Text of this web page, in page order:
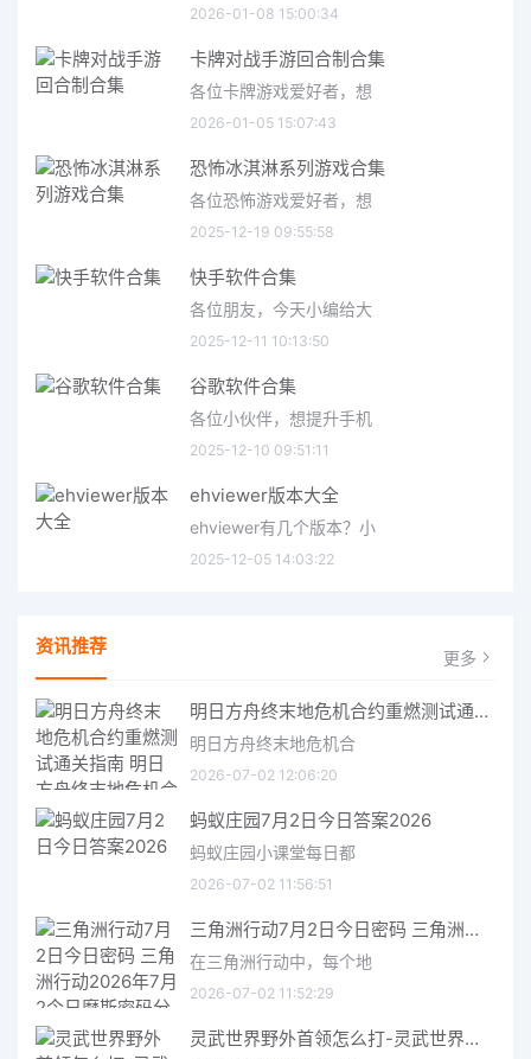
2026-01-08 15:00:34
卡牌对战手游回合制合集
各位卡牌游戏爱好者，想
2026-01-05 15:07:43
恐怖冰淇淋系列游戏合集
各位恐怖游戏爱好者，想
2025-12-19 09:55:58
快手软件合集
各位朋友，今天小编给大
2025-12-11 10:13:50
谷歌软件合集
各位小伙伴，想提升手机
2025-12-10 09:51:11
ehviewer版本大全
ehviewer有几个版本？小
2025-12-05 14:03:22
资讯推荐 更多
明日方舟终末地危机合约重燃测试通关指南 明日方舟终末地危机合约重燃测试通关攻略
明日方舟终末地危机合
2026-07-02 12:06:20
蚂蚁庄园7月2日今日答案2026
蚂蚁庄园小课堂每日都
2026-07-02 11:56:51
三角洲行动7月2日今日密码 三角洲行动2026年7月2今日摩斯密码分享
在三角洲行动中，每个地
2026-07-02 11:52:29
灵武世界野外首领怎么打-灵武世界野外首领打法攻略